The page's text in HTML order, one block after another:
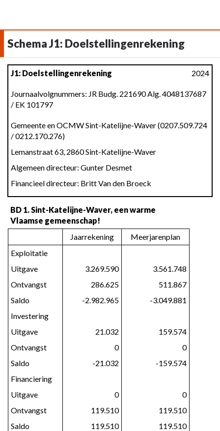
Schema J1: Doelstellingenrekening
Terug
navigatie
Doelstellingenrekening
Schema
J1: Doelstellingenrekening 2024
Journaalvolgnummers: JR Budg. 221690 Alg. 4048137687
/ EK 101797
Gemeente en OCMW Sint-Katelijne-Waver (0207.509.724
/ 0212.170.276)
Lemanstraat 63, 2860 Sint-Katelijne-Waver
Algemeen directeur: Gunter Desmet
Financieel directeur: Britt Van den Broeck
BD 1. Sint-Katelijne-Waver, een warme
Vlaamse gemeenschap!
Jaarrekening
Meerjarenplan
Exploitatie
Uitgave
3.269.590
3.561.748
Ontvangst
286.625
511.867
Saldo
-2.982.965
-3.049.881
Investering
Uitgave
21.032
159.574
Ontvangst
0
0
Saldo
-21.032
-159.574
Financiering
Uitgave
0
0
Ontvangst
119.510
119.510
Saldo
119.510 119.510